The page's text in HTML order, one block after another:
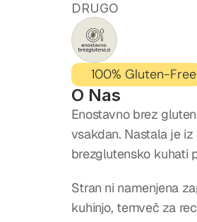
DRUGO
100% Gluten-Free
O Nas
Enostavno brez
vsakdan. Nastala je
brezglutensko kuhati
Stran ni namenjena
kuhinjo, temveč za